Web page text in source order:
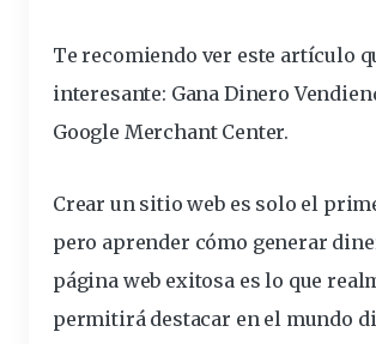
Te recomiendo ver este artículo
interesante: Gana Dinero
Google Merchant Center.
Crear un sitio web es solo el
pero aprender cómo generar
página web exitosa es lo que
permitirá destacar en el mundo